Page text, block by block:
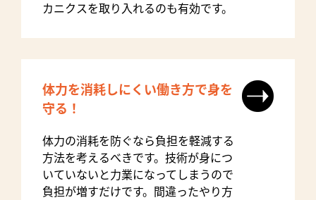
カニクスを取り入れるのも有効です。
体力を消耗しにくい働き方で身を
守る！
体力の消耗を防ぐなら負担を軽減する
方法を考えるべきです。技術が身につ
いていないと力業になってしまうので
負担が増すだけです。間違ったやり方